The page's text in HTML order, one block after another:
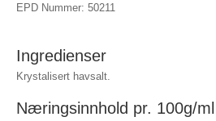
EPD Nummer: 50211
Ingredienser
Krystalisert havsalt.
Næringsinnhold pr. 100g/ml